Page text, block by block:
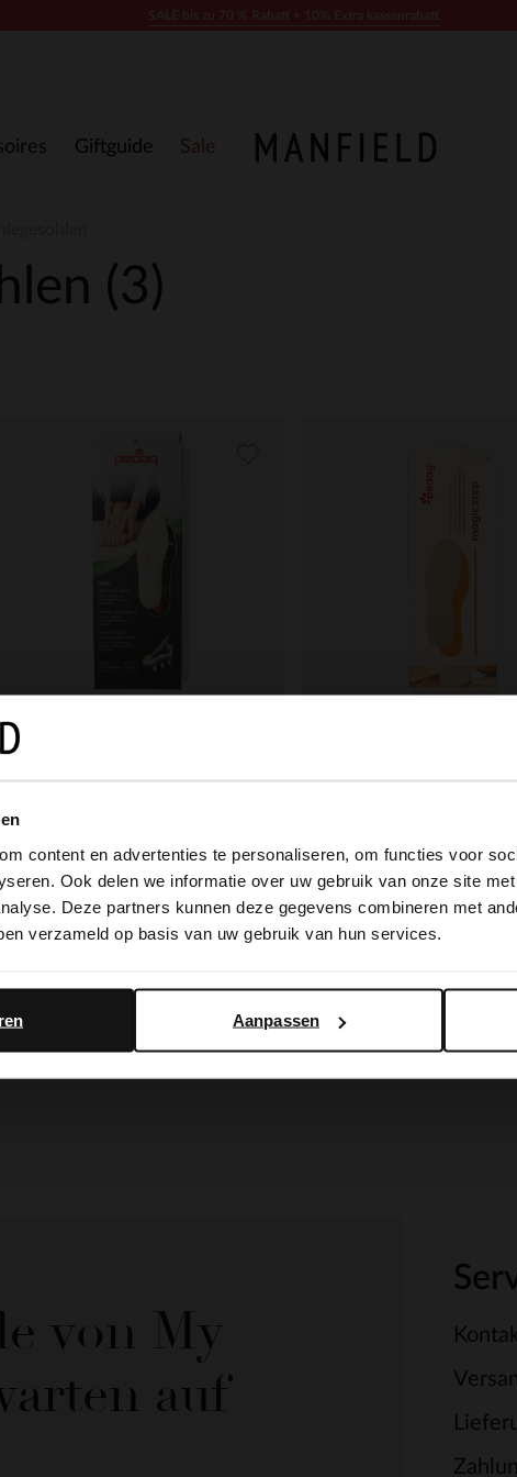
content en advertenties te personaliseren, om functies voor
Ook delen we informatie over uw gebruik van onze site
Deze partners kunnen deze gegevens combineren met
verzameld op basis van uw gebruik van hun services.
Aanpassen
Giftguide Sale
(3)
PEDAG
Leder-Einlegesohlen
31.99
Einlegesohlen mit Memory
von My
auf
It looks like your language isn't Dutch. Would you like to